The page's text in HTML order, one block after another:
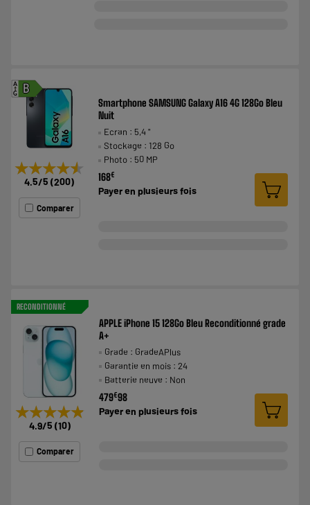
B
A
G
★★★★★
★★★★★
4.5/5 (200)
Comparer
Smartphone SAMSUNG Galaxy A16 4G 128Go Bleu
Nuit
Ecran : 5,4 "
Stockage : 128 Go
Photo : 50 MP
168€
Payer en plusieurs fois
RECONDITIONNÉ
★★★★★
★★★★★
4.9/5 (10)
Comparer
APPLE iPhone 15 128Go Bleu Reconditionné grade
A+
Grade : GradeAPlus
Garantie en mois : 24
Batterie neuve : Non
479€98
Payer en plusieurs fois